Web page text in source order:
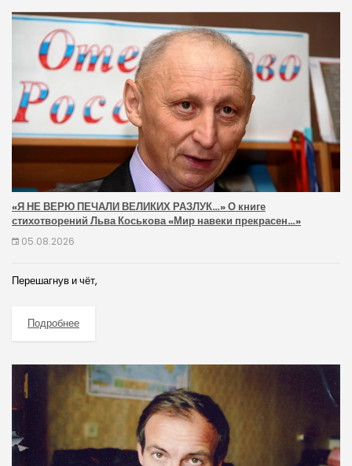
«Я НЕ ВЕРЮ ПЕЧАЛИ ВЕЛИКИХ РАЗЛУК…» О книге
стихотворений Льва Коськова «Мир навеки прекрасен…»
05.08.2026
Перешагнув и чёт,
Подробнее